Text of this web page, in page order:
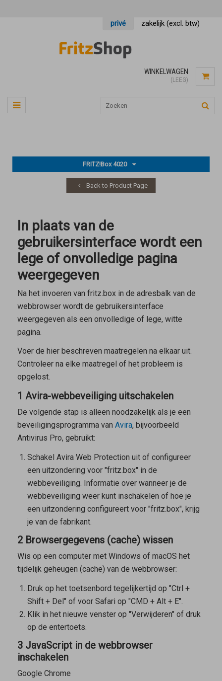
privé zakelijk (excl. btw)
WINKELWAGEN
(LEEG)
FRITZ!Box 4020
Back to Product Page
In plaats van de
gebruikersinterface wordt een
lege of onvolledige pagina
weergegeven
Na het invoeren van fritz.boxin de adresbalk van de
webbrowser wordt de gebruikersinterface
weergegeven als een onvolledige of lege, witte
pagina.
Voer de hier beschreven maatregelen na elkaar uit.
Controleer na elke maatregel of het probleem is
opgelost.
1 Avira-webbeveiliging uitschakelen
De volgende stap is alleen noodzakelijk als je een
beveiligingsprogramma van Avira, bijvoorbeeld
Antivirus Pro, gebruikt:
Schakel Avira Web Protection uit of configureer
een uitzondering voor "fritz.box" in de
webbeveiliging. Informatie over wanneer je de
webbeveiliging weer kunt inschakelen of hoe je
een uitzondering configureert voor "fritz.box", krijg
je van de fabrikant.
2 Browsergegevens (cache) wissen
Wis op een computer met Windows of macOS het
tijdelijk geheugen (cache) van de webbrowser:
Druk op het toetsenbord tegelijkertijd op "Ctrl +
Shift + Del" of voor Safari op "CMD + Alt + E".
Klik in het nieuwe venster op "Verwijderen" of druk
op de entertoets.
3 JavaScript in de webbrowser
inschakelen
Google Chrome